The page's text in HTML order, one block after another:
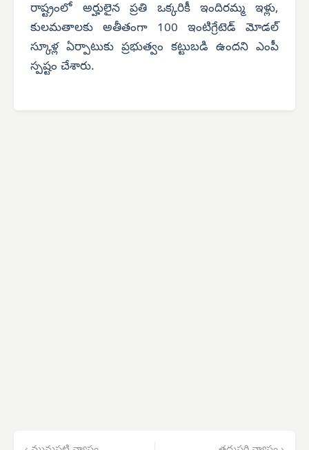
రాష్ట్రంలో అర్హులైన ప్రతి ఒక్కరికీ ఇందిరమ్మ ఇళ్లు,
కులమతాలకు అతీతంగా 100 ఇంటిగ్రేటెడ్ మోడల్
స్కూళ్ల ఏర్పాటుకు ప్రభుత్వం కట్టుబడి ఉందని ఎంపీ
స్పష్టం చేశారు.